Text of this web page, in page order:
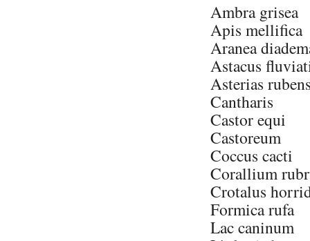
Ambra grisea
Apis mellifica
Aranea
Astacus
Asterias
Cantharis
Castor equi
Castoreum
Coccus cacti
Corallium
Crotalus
Formica rufa
Lac caninum